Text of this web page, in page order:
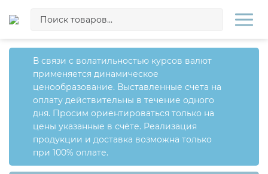
В связи с волатильностью курсов валют
применяется динамическое
ценообразование. Выставленные счета на
оплату действительны в течение одного
дня. Просим ориентироваться только на
цены указанные в счёте. Реализация
продукции и доставка возможна только
при 100% оплате.